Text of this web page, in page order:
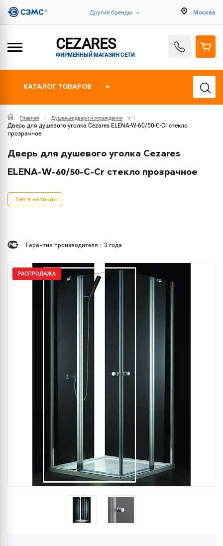
Другие бренды Москва
CEZARES
ФИРМЕННЫЙ МАГАЗИН СЕТИ
КАТАЛОГ ТОВАРОВ
Главная Душевые двери и ограждения
Дверь для душевого уголка Cezares ELENA-W-60/50-C-Cr стекло
прозрачное
Дверь для душевого уголка Cezares
ELENA-W-60/50-C-Cr стекло прозрачное
Нет в наличии
Гарантия производителя : 3 года
РАСПРОДАЖА